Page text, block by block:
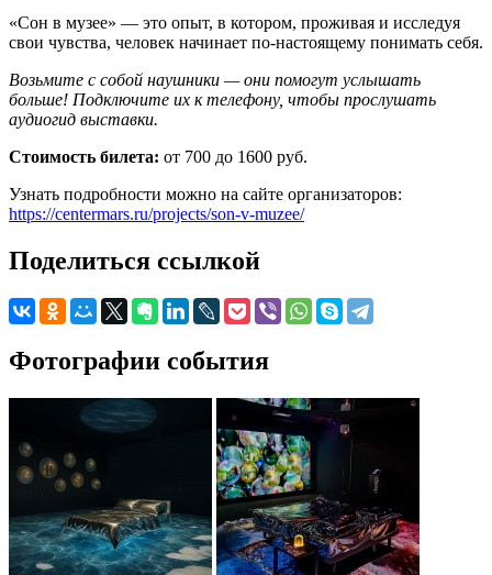
«Сон в музее» — это опыт, в котором, проживая и исследуя
свои чувства, человек начинает по-настоящему понимать себя.
Возьмите с собой наушники — они помогут услышать
больше! Подключите их к телефону, чтобы прослушать
аудиогид выставки.
Стоимость билета: от 700 до 1600 руб.
Узнать подробности можно на сайте организаторов:
https://centermars.ru/projects/son-v-muzee/
Поделиться ссылкой
Фотографии события